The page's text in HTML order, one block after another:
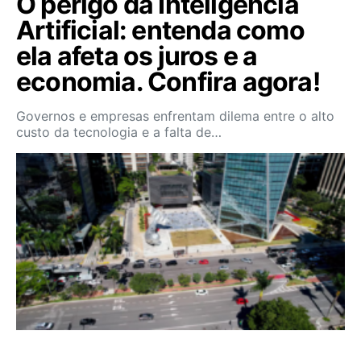
Artificial: entenda como
ela afeta os juros e a
economia. Confira agora!
Governos e empresas enfrentam dilema entre o alto
custo da tecnologia e a falta de…